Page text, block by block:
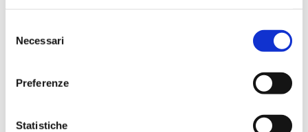
delNecessari
Preferenze
Statistiche
info@studiodentisticolazarescu.it